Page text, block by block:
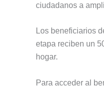
ciudadanos a
Los beneficiarios
etapa reciben un
hogar.
Para acceder al